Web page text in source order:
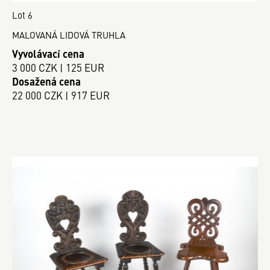
Lot 6
MALOVANÁ LIDOVÁ TRUHLA
Vyvolávací cena
3 000 CZK | 125 EUR
Dosažená cena
22 000 CZK | 917 EUR